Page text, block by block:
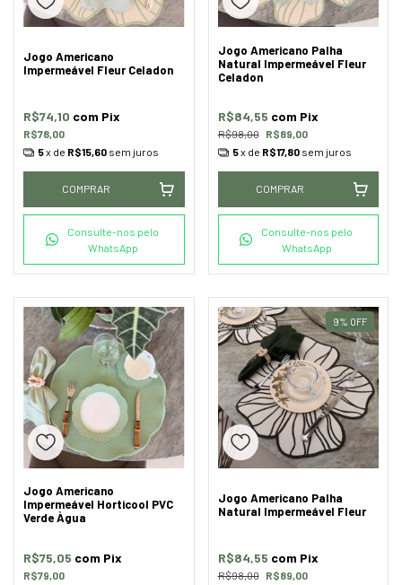
Jogo Americano
Impermeável Fleur Celadon
R$78,00
R$74,10 com Pix
5x de R$15,60 sem juros
COMPRAR
Consulte-nos pelo
WhatsApp
Jogo Americano Palha
Natural Impermeável Fleur
Celadon
R$98,00 R$89,00
R$84,55 com Pix
5x de R$17,80 sem juros
COMPRAR
Consulte-nos pelo
WhatsApp
Jogo Americano
Impermeável Horticool PVC
Verde Àgua
R$79,00
R$75,05 com Pix
9% OFF
Jogo Americano Palha
Natural Impermeável Fleur
R$98,00 R$89,00
R$84,55 com Pix